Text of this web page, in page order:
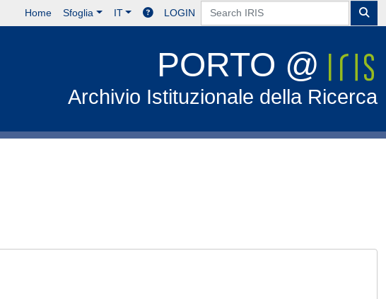
Home Sfoglia IT LOGIN
PORTO @
Archivio Istituzionale della Ricerca